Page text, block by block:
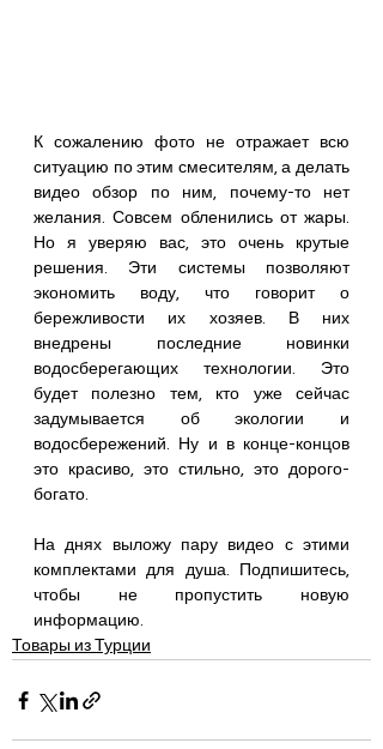
К сожалению фото не отражает всю
ситуацию по этим смесителям, а делать
видео обзор по ним, почему-то нет
желания. Совсем обленились от жары.
Но я уверяю вас, это очень крутые
решения. Эти системы позволяют
экономить воду, что говорит о
бережливости их хозяев. В них
внедрены последние новинки
водосберегающих технологии. Это
будет полезно тем, кто уже сейчас
задумывается об экологии и
водосбережений. Ну и в конце-концов
это красиво, это стильно, это дорого-
богато.
На днях выложу пару видео с этими
комплектами для душа. Подпишитесь,
чтобы не пропустить новую
информацию.
Товары из Турции